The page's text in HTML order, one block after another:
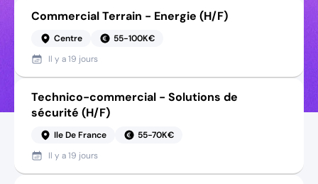
Commercial Terrain - Energie (H/F)
Centre
55-100K€
Il y a19 jours
Technico-commercial - Solutions de
sécurité (H/F)
Ile De France
55-70K€
Il y a19 jours